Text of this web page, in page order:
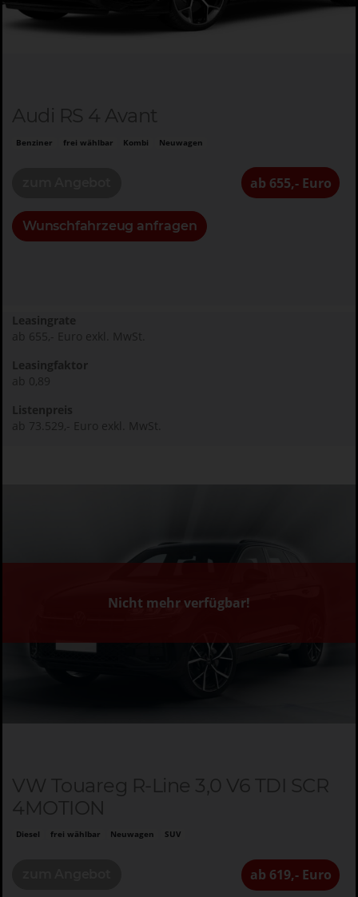
Audi RS 4 Avant
Benziner frei wählbar Kombi Neuwagen
ab 655,- Euro
Wunschfahrzeug anfragen
Leasingrate
ab 655,- Euro exkl. MwSt.
Leasingfaktor
ab 0,89
Listenpreis
ab 73.529,- Euro exkl. MwSt.
Nicht mehr verfügbar!
VW Touareg R-Line 3,0 V6 TDI SCR
4MOTION
Diesel frei wählbar Neuwagen SUV
ab 619,- Euro